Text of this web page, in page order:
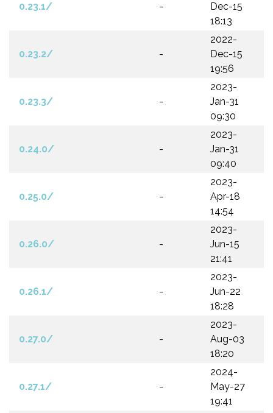
0.23.1/ -
Dec-15
18:13
0.23.2/ -
2022-
Dec-15
19:56
0.23.3/ -
2023-
Jan-31
09:30
0.24.0/ -
2023-
Jan-31
09:40
0.25.0/ -
2023-
Apr-18
14:54
0.26.0/ -
2023-
Jun-15
21:41
0.26.1/ -
2023-
Jun-22
18:28
0.27.0/ -
2023-
Aug-03
18:20
0.27.1/ -
2024-
May-27
19:41